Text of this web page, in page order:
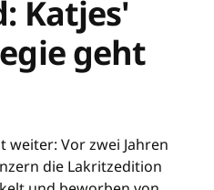
Katjes'
geht
weiter: Vor zwei Jahren
die Lakritzedition